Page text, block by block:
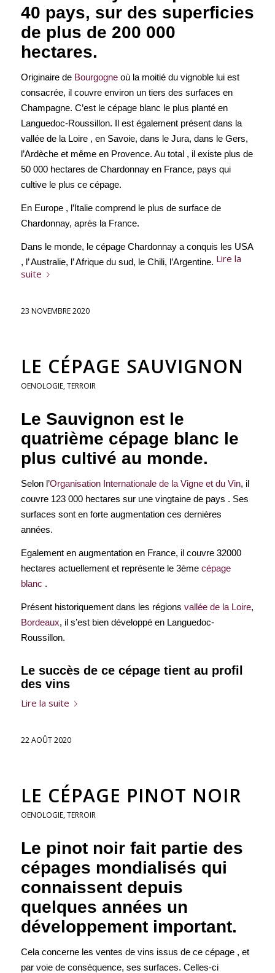
40 pays, sur des superficies
de plus de 200 000
hectares.
Originaire de Bourgogneoù la moitié du vignoble lui est
consacrée, il couvre environ un tiers des surfaces en
Champagne. C’est le cépage blanc le plus planté en
Languedoc-Roussillon. Il est également présent dans la
vallée de la Loire , en Savoie, dans le Jura, dans le Gers,
l’Ardèche et même en Provence. Au total , il existe plus de
50 000 hectares de Chardonnay en France, pays qui
cultive le plus ce cépage.
En Europe , l’Italie comprend le plus de surface de
Chardonnay, après la France.
Dans le monde, le cépage Chardonnay a conquis les USA
, l’ Australie, l’ Afrique du sud, le Chili, l’Argentine. Lire la
suite
23 NOVEMBRE 2020
LE CÉPAGE SAUVIGNON
OENOLOGIE,TERROIR
Le Sauvignon est le
quatrième cépage blanc le
plus cultivé au monde.
Selon l’Organisation Internationale de la Vigne et du Vin, il
couvre 123 000 hectares sur une vingtaine de pays . Ses
surfaces sont en forte augmentation ces dernières
années.
Egalement en augmentation en France, il couvre 32000
hectares actuellement et représente le 3ème cépage
blanc .
Présent historiquement dans les régions vallée de la Loire,
Bordeaux, il s’est bien développé en Languedoc-
Roussillon.
Le succès de ce cépage tient au profil
des vins
Lire la suite
22 AOÛT 2020
LE CÉPAGE PINOT NOIR
OENOLOGIE,TERROIR
Le pinot noir fait partie des
cépages mondialisés qui
connaissent depuis
quelques années un
développement important.
Cela concerne les ventes de vins issus de ce cépage , et
par voie de conséquence, ses surfaces. Celles-ci